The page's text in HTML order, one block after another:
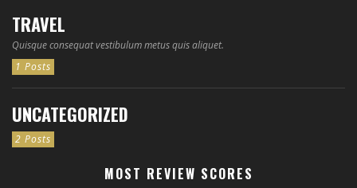
TRAVEL
Quisque consequat vestibulum metus quis aliquet.
1 Posts
UNCATEGORIZED
2 Posts
MOST REVIEW SCORES